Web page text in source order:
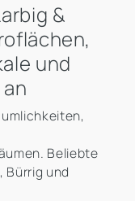
&
und
Beliebte
Bürrig und